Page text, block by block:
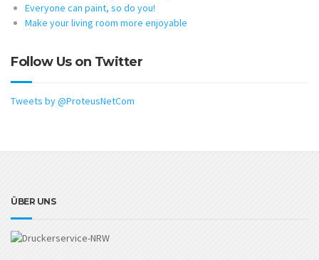
Everyone can paint, so do you!
Make your living room more enjoyable
Follow Us on Twitter
Tweets by @ProteusNetCom
ÜBER UNS